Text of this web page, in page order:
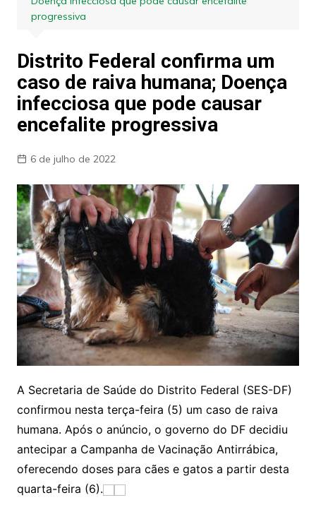
progressiva
Distrito Federal confirma um
caso de raiva humana; Doença
infecciosa que pode causar
encefalite progressiva
6 de julho de 2022
A Secretaria de Saúde do Distrito Federal (SES-DF)
confirmou nesta terça-feira (5) um caso de raiva
humana. Após o anúncio, o governo do DF decidiu
antecipar a Campanha de Vacinação Antirrábica,
oferecendo doses para cães e gatos a partir desta
quarta-feira (6).